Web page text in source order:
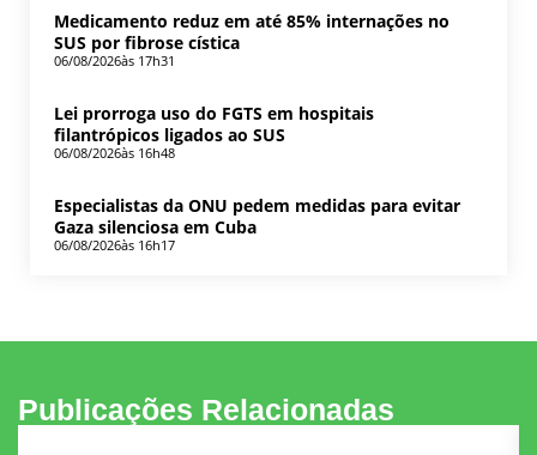
Medicamento reduz em até 85% internações no
SUS por fibrose cística
06/08/2026às 17h31
Lei prorroga uso do FGTS em hospitais
filantrópicos ligados ao SUS
06/08/2026às 16h48
Especialistas da ONU pedem medidas para evitar
Gaza silenciosa em Cuba
06/08/2026às 16h17
Publicações Relacionadas